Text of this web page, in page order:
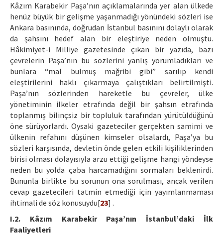
Kâzım Karabekir Paşa’nın açıklamalarında yer alan ülkede
henüz büyük bir gelişme yaşanmadığı yönündeki sözleri ise
Ankara basınında, doğrudan İstanbul basınını dolaylı olarak
da şahsını hedef alan bir eleştiriye neden olmuştu.
Hâkimiyet-i Milliye gazetesinde çıkan bir yazıda, bazı
çevrelerin Paşa’nın bu sözlerini yanlış yorumladıkları ve
bunlara “mal bulmuş mağribi gibi” sarılıp kendi
eleştirilerini haklı çıkarmaya çalıştıkları belirtilmişti.
Paşa’nın sözlerinden hareketle bu çevreler, ülke
yönetiminin ilkeler etrafında değil bir şahsın etrafında
toplanmış bilinçsiz bir topluluk tarafından yürütüldüğünü
öne sürüyorlardı. Oysaki gazeteciler gerçekten samimi ve
ülkenin refahını düşünen kimseler olsalardı, Paşa’ya bu
sözleri karşısında, devletin önde gelen etkili kişiliklerinden
birisi olması dolayısıyla arzu ettiği gelişme hangi yöndeyse
neden bu yolda çaba harcamadığını sormaları beklenirdi.
Bununla birlikte bu sorunun ona sorulması, ancak verilen
cevap gazetecileri tatmin etmediği için yayımlanmaması
ihtimali de söz konusuydu[23] .
I.2. Kâzım Karabekir Paşa’nın İstanbul’daki İlk
Faaliyetleri